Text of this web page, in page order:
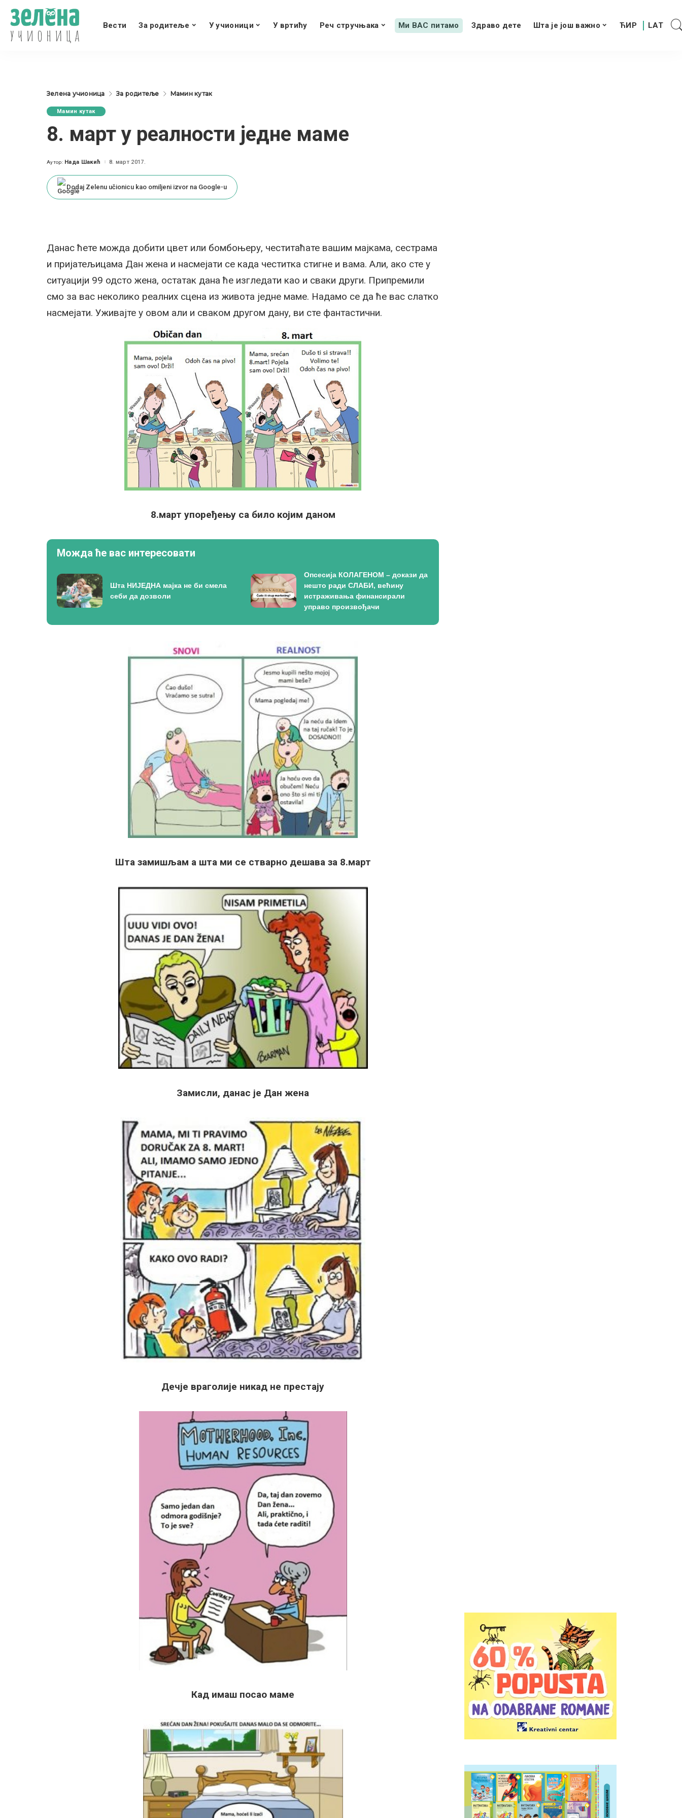
Вести За родитеље У учионици У вртићу Реч стручњака Ми ВАС питамо Здраво дете Шта је још важно
Зелена учионица За родитеље Мамин кутак
Мамин кутак
8. март у реалности једне маме
Posted
Аутор: Нада Шакић 8. март 2017.
Dodaj Zelenu učionicu kao omiljeni izvor na Google-u
Данас ћете можда добити цвет или бомбоњеру, честитаћате вашим мајкама, сестрама
и пријатељицама Дан жена и насмејати се када честитка стигне и вама. Али, ако сте у
ситуацији 99 одсто жена, остатак дана ће изгледати као и сваки други. Припремили
смо за вас неколико реалних сцена из живота једне маме. Надамо се да ће вас слатко
насмејати. Уживајте у овом али и сваком другом дану, ви сте фантастични.
8.март упоређењу са било којим даном
Можда ће вас интересовати
Шта НИЈЕДНА мајка не би смела
себи да дозволи
Опсесија КОЛАГЕНОМ – докази да
нешто ради СЛАБИ, већину
истраживања финансирали
управо произвођачи
Шта замишљам а шта ми се стварно дешава за 8.март
Замисли, данас је Дан жена
Дечје враголије никад не престају
Кад имаш посао маме